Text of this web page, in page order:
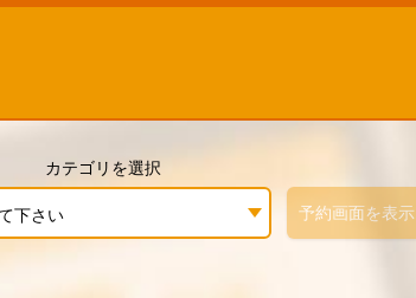
カテゴリを選択
下さい 予約画面を表示